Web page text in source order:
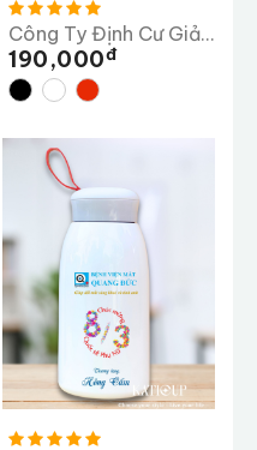
Công Ty Định Cư Giải Pháp Nhân Lực MINH NGUYÊN
190,000Đ